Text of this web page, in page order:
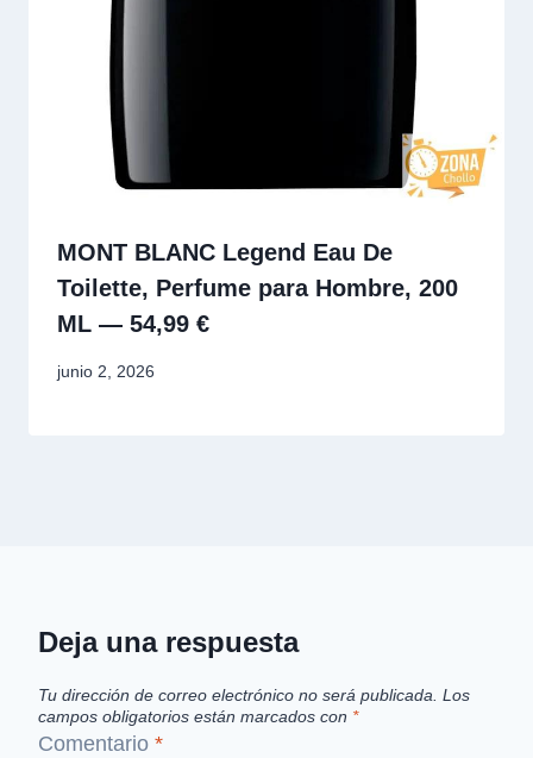
MONT BLANC Legend Eau De
Toilette, Perfume para Hombre, 200
ML — 54,99 €
junio 2, 2026
Deja una respuesta
Tu dirección de correo electrónico no será publicada. Los
campos obligatorios están marcados con *
Comentario *